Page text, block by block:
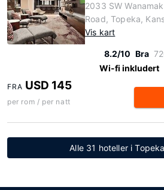
2033 SW
Road, Topeka,
Vis kart
8.2/10 Bra
Wi-fi inkludert
FRA USD 145
per rom / per natt
Alle 31 hoteller i